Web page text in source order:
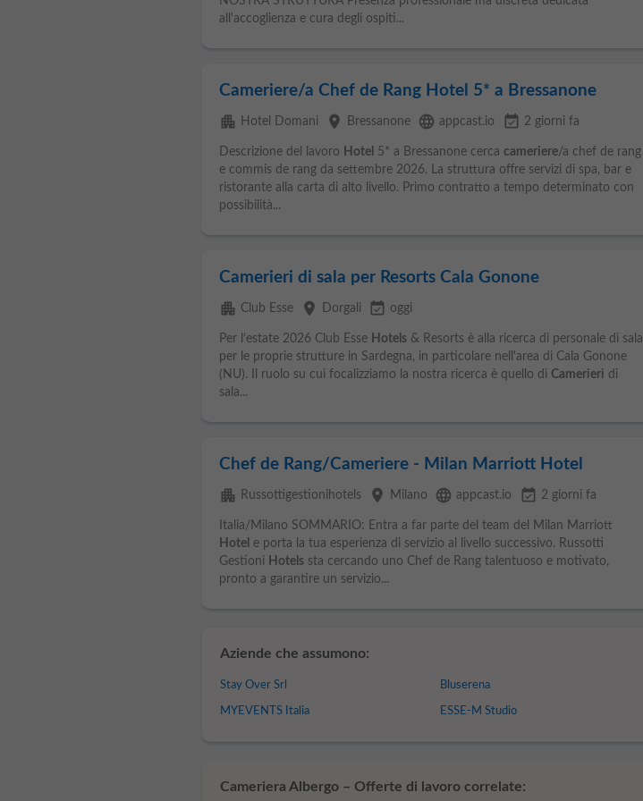
all'accoglienza e cura degli ospiti...
Cameriere/a Chef de Rang Hotel 5* a Bressanone
apartment Hotel Domani place Bressanone language appcast.io event_available 2 giorni fa
Descrizione del lavoro Hotel 5* a Bressanone cerca cameriere/a chef de rang
e commis de rang da settembre 2026. La struttura offre servizi di spa, bar e
ristorante alla carta di alto livello. Primo contratto a tempo determinato con
possibilità...
Camerieri di sala per Resorts Cala Gonone
apartment Club Esse place Dorgali event_available oggi
Per l’estate 2026 Club Esse Hotels& Resorts è alla ricerca di personale di sala
per le proprie strutture in Sardegna, in particolare nell'area di Cala Gonone
(NU). Il ruolo su cui focalizziamo la nostra ricerca è quello di Camerieri di
sala...
Chef de Rang/Cameriere - Milan Marriott Hotel
apartment Russottigestionihotels place Milano language appcast.io event_available 2 giorni fa
Italia/Milano SOMMARIO: Entra a far parte del team del Milan Marriott
Hotel e porta la tua esperienza di servizio al livello successivo. Russotti
Gestioni Hotelssta cercando uno Chef de Rang talentuoso e motivato,
pronto a garantire un servizio...
Aziende che assumono:
Stay Over Srl
MYEVENTS Italia
Bluserena
ESSE-M Studio
Cameriera Albergo – Offerte di lavoro correlate: